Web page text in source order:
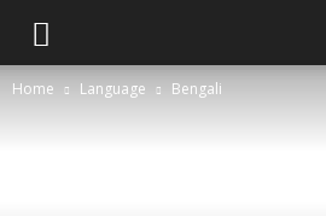
Home Language Bengali